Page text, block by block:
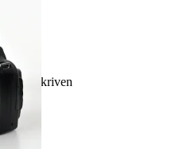
beskriven